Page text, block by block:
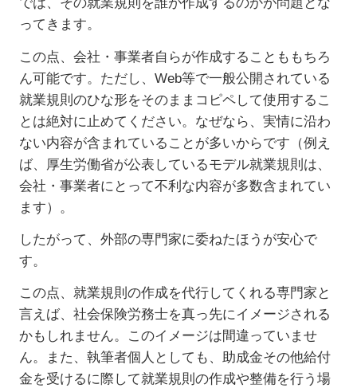
ってきます。
この点、会社・事業者自らが作成することももちろ
ん可能です。ただし、Web等で一般公開されている
就業規則のひな形をそのままコピペして使用するこ
とは絶対に止めてください。なぜなら、実情に沿わ
ない内容が含まれていることが多いからです（例え
ば、厚生労働省が公表しているモデル就業規則は、
会社・事業者にとって不利な内容が多数含まれてい
ます）。
したがって、外部の専門家に委ねたほうが安心で
す。
この点、就業規則の作成を代行してくれる専門家と
言えば、社会保険労務士を真っ先にイメージされる
かもしれません。このイメージは間違っていませ
ん。また、執筆者個人としても、助成金その他給付
金を受けるに際して就業規則の作成や整備を行う場